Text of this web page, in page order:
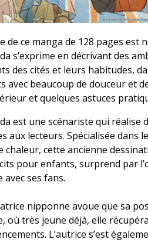
de ce manga de 128 pages
s’exprime en décrivant des
des cités et leurs habitudes,
avec beaucoup de douceur et
et quelques astuces
est une scénariste qui
aux lecteurs. Spécialisée
chaleur, cette ancienne
pour enfants, surprend par
avec ses fans.
nipponne avoue que sa
où très jeune déjà, elle
L’autrice s’est